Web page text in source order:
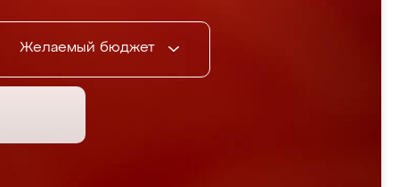
Желаемый бюджет